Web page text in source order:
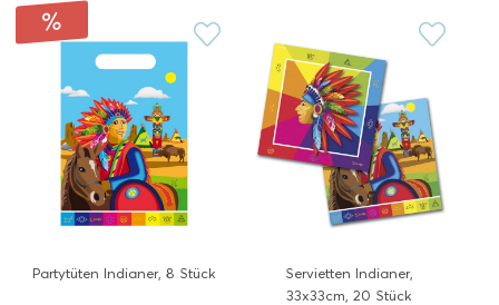
Partytüten Indianer, 8 Stück
Servietten Indianer,
33x33cm, 20 Stück